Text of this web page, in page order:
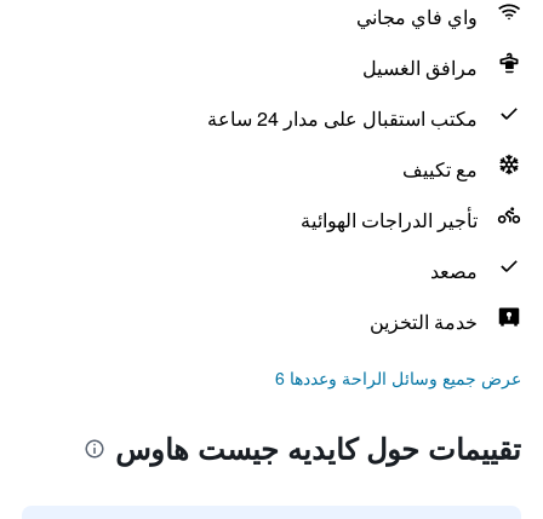
واي فاي مجاني
مرافق الغسيل
مكتب استقبال على مدار 24 ساعة
مع تكييف
تأجير الدراجات الهوائية
مصعد
خدمة التخزين
عرض جميع وسائل الراحة وعددها 6
تقييمات حول كايديه جيست هاوس